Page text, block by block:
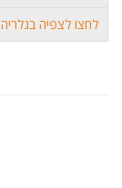
לחצו לצפיה בגלריה